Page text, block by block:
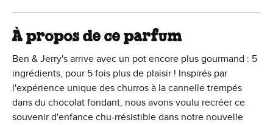
À propos de ce parfum
Ben & Jerry's arrive avec un pot encore plus gourmand : 5
ingrédients, pour 5 fois plus de plaisir ! Inspirés par
l'expérience unique des churros à la cannelle trempés
dans du chocolat fondant, nous avons voulu recréer ce
souvenir d'enfance chu-rrésistible dans notre nouvelle